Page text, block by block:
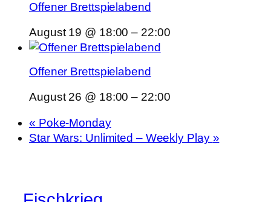
Offener Brettspielabend
August 19 @ 18:00 – 22:00
Offener Brettspielabend
August 26 @ 18:00 – 22:00
« Poke-Monday
Star Wars: Unlimited – Weekly Play »